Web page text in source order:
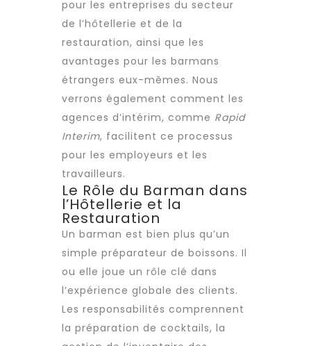
pour les entreprises du secteur
de l’hôtellerie et de la
restauration, ainsi que les
avantages pour les barmans
étrangers eux-mêmes. Nous
verrons également comment les
agences d’intérim, comme Rapid
Interim, facilitent ce processus
pour les employeurs et les
travailleurs.
Le Rôle du Barman dans
l’Hôtellerie et la
Restauration
Un barman est bien plus qu’un
simple préparateur de boissons. Il
ou elle joue un rôle clé dans
l’expérience globale des clients.
Les responsabilités comprennent
la préparation de cocktails, la